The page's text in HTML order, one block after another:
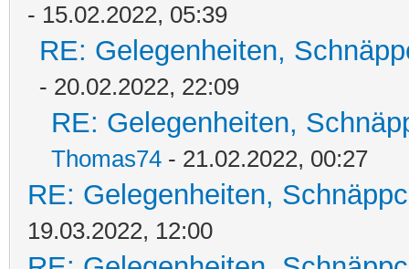
- 15.02.2022, 05:39
RE: Gelegenheiten,
- 20.02.2022, 22:09
RE: Gelegenheiten,
Thomas74 - 21.02.2022, 00:27
RE: Gelegenheiten,
19.03.2022, 12:00